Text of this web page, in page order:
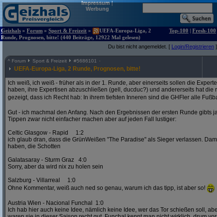
Impressum|
Werbung
Geizhals » Forum » Sport & Freizeit »
UEFA-Europa-Liga, 2
Runde, Prognosen, bitte! (440 Beiträge, 12922 Mal gelesen)
Top-100 | Fresh-100
Du bist nicht angemeldet. [ Login/Registrieren ]
^ Forum Sport & Freizeit #5686101
UEFA-Europa-Liga, 2 Runde, Prognosen, bitte!
Ich weiß, ich weiß - früher als in der 1. Runde, aber einerseits sollen die
haben, ihre Expertisen abzuschließen (gell, ducduc?) und andererseits hat die
gezeigt, dass ich Recht hab: In ihrem tiefsten Inneren sind die GHFler alle
Gut - ich machmal den Anfang. Nach den Ergebnissen der ersten Runde gibts
Tippen zwar nicht einfacher machen aber auf jeden Fall lustiger:
Celtic Glasgow - Rapid 1:2
ich glaub dran, dass die GrünWeißen "The Paradise" als Sieger verlassen.
haben, die Schotten
Galatasaray - Sturm Graz 4:0
Sorry, aber da wird nix zu holen sein
Salzburg - Villarreal 1:0
Ohne Kommentar, weiß auch ned so genau, warum ich das tipp, ist aber so!
Austria Wien - Nacional Funchal 1:0
Ich hab hier auch keine Idee, nämlich keine Idee, wer das Tor schießen soll,